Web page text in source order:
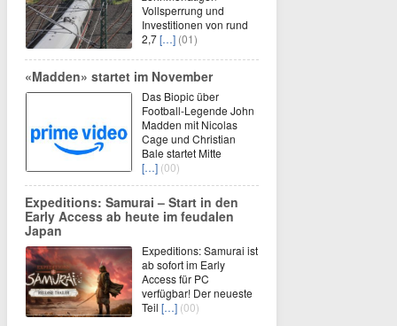
Vollsperrung und
Investitionen von rund
2,7[…] (01)
«Madden» startet im November
Das Biopic über
Football-Legende John
Madden mit Nicolas
Cage und Christian
Bale startet Mitte
[…] (00)
Expeditions: Samurai – Start in den
Early Access ab heute im feudalen
Japan
Expeditions: Samurai ist
ab sofort im Early
Access für PC
verfügbar! Der neueste
Teil […] (00)